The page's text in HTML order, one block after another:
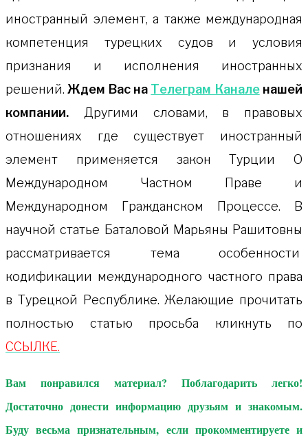
иностранный элемент, а также международная
компетенция турецких судов и условия
признания и исполнения иностранных
решений.Ждем Вас на Телеграм Каналенашей
компании.
Другими словами, в правовых
отношениях где существует иностранный
элемент применяется закон Турции О
Международном Частном Праве и
Международном Гражданском Процессе. В
научной статье Баталовой Марьяны Рашитовны
рассматривается тема особенности
кодификации международного частного права
в Турецкой Республике. Желающие прочитать
полностью статью просьба кликнуть по
ССЫЛКЕ.
Вам понравился материал? Поблагодарить легко!
Достаточно донести информацию друзьям и знакомым.
Буду весьма признательным, если прокомментируете и